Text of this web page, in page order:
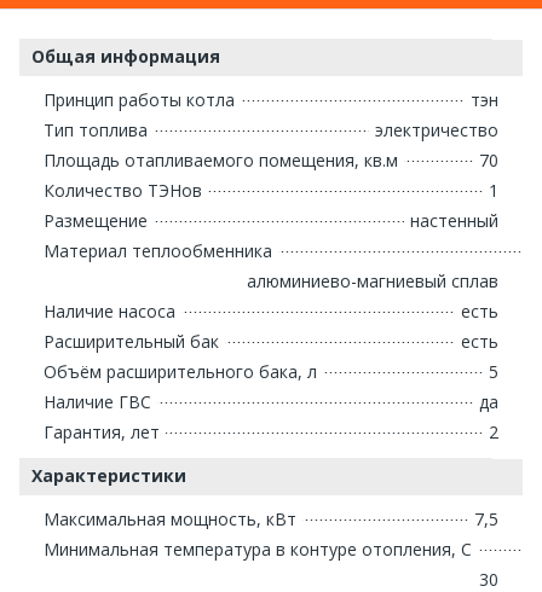
Общая информация
Принцип работы котла
тэн
Тип топлива
электричество
Площадь отапливаемого помещения, кв.м
70
Количество ТЭНов
1
Размещение
настенный
Материал теплообменника
алюминиево-магниевый сплав
Наличие насоса
есть
Расширительный бак
есть
Объём расширительного бака, л
5
Наличие ГВС
да
Гарантия, лет
2
Характеристики
Максимальная мощность, кВт
7,5
Минимальная температура в контуре отопления, С
30